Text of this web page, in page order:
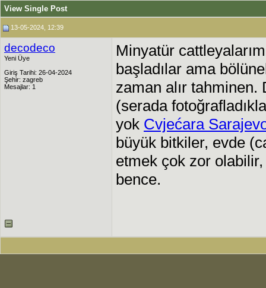
View Single Post
13-05-2024, 12:39
decodeco
Yeni Üye
Giriş Tarihi: 26-04-2024
Şehir: zagreb
Mesajlar: 1
Minyatür
başladılar ama
zaman alır
(serada
yok Cvjećara
büyük bitkiler, evde
etmek çok zor
bence.